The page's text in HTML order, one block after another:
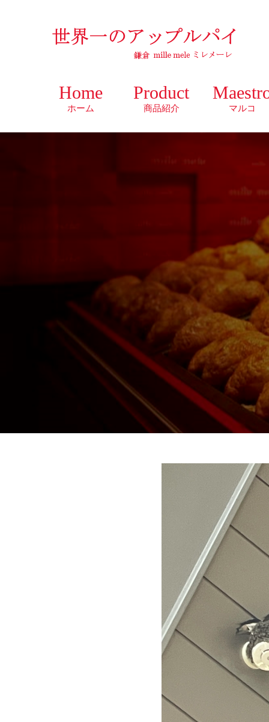
Home
ホーム
Product
商品紹介 マルコ